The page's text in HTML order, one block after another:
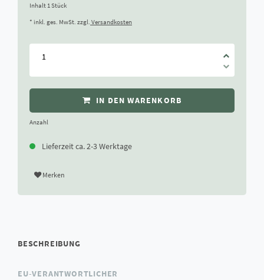
Inhalt 1 Stück
* inkl. ges. MwSt. zzgl. Versandkosten
IN DEN WARENKORB
Anzahl
Lieferzeit ca. 2-3 Werktage
Merken
BESCHREIBUNG
EU-VERANTWORTLICHER